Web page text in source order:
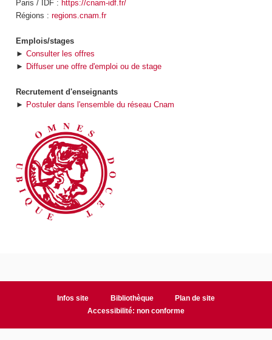
Paris / IDF : https://cnam-idf.fr/
Régions : regions.cnam.fr
Emplois/stages
► Consulter les offres
► Diffuser une offre d'emploi ou de stage
Recrutement d'enseignants
► Postuler dans l'ensemble du réseau Cnam
Infos site Bibliothèque
Plan de site
Accessibilité: non conforme